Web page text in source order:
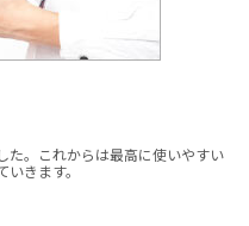
た。これからは最高に使いやすい
きます。